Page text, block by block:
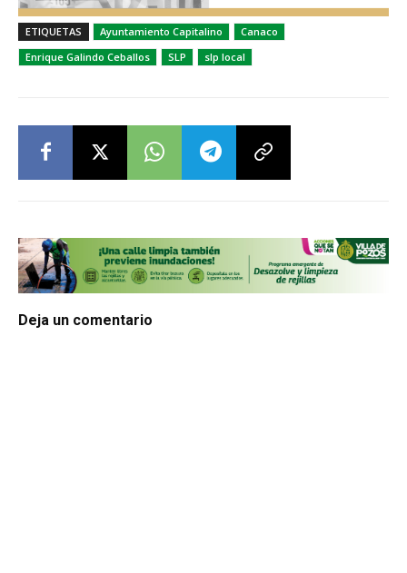
ETIQUETAS Ayuntamiento Capitalino
Canaco
Enrique Galindo Ceballos
SLP slp local
Deja un comentario